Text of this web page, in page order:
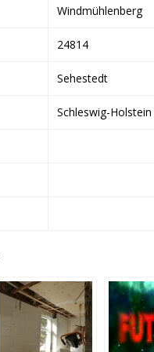
Windmühlenberg
24814
Sehestedt
Schleswig-Holstein